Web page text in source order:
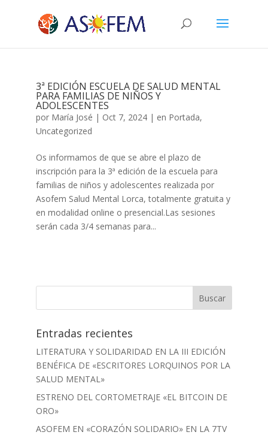
3ª EDICIÓN ESCUELA DE SALUD MENTAL
PARA FAMILIAS DE NIÑOS Y
ADOLESCENTES
por María José | Oct 7, 2024| en Portada,
Uncategorized
Os informamos de que se abre el plazo de
inscripción para la 3ª edición de la escuela para
familias de niños y adolescentes realizada por
Asofem Salud Mental Lorca, totalmente gratuita y
en modalidad online o presencial.Las sesiones
serán cada 3/4 semanas para...
Entradas recientes
LITERATURA Y SOLIDARIDAD EN LA III EDICIÓN
BENÉFICA DE «ESCRITORES LORQUINOS POR LA
SALUD MENTAL»
ESTRENO DEL CORTOMETRAJE «EL BITCOIN DE
ORO»
ASOFEM EN «CORAZÓN SOLIDARIO» EN LA 7TV